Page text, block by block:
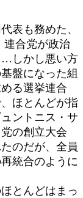
表も務めた、
連合党が政治
しかし悪い方
盤になった組
る選挙連合
ほとんどが指
ントニス・サ
の創立大会
のだが、全員
統合のように
とんどはまっ